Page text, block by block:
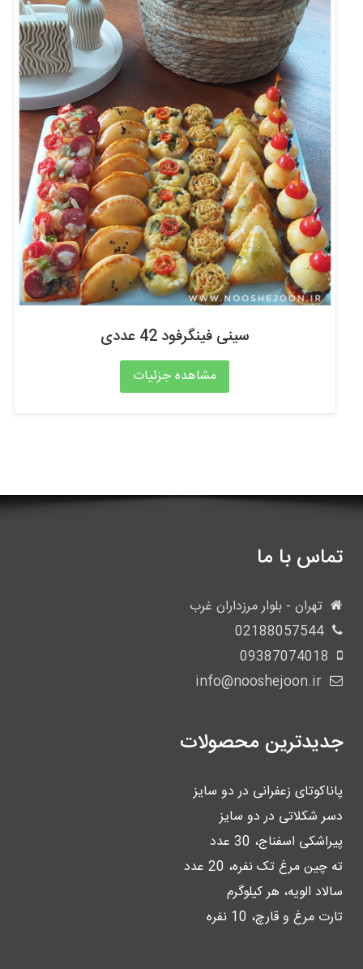
سینی فینگرفود 42 عددی
مشاهده جزئیات
تماس با ما
تهران - بلوار مرزداران غرب
02188057544
09387074018
info@nooshejoon.ir
جدیدترین محصولات
پاناکوتای زعفرانی در دو سایز
دسر شکلاتی در دو سایز
پیراشکی اسفناج، 30 عدد
ته چین مرغ تک نفره، 20 عدد
سالاد الویه، هر کیلوگرم
تارت مرغ و قارچ، 10 نفره